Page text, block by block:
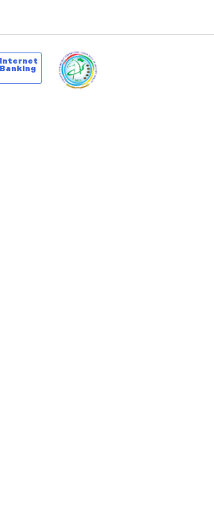
Internet
Banking